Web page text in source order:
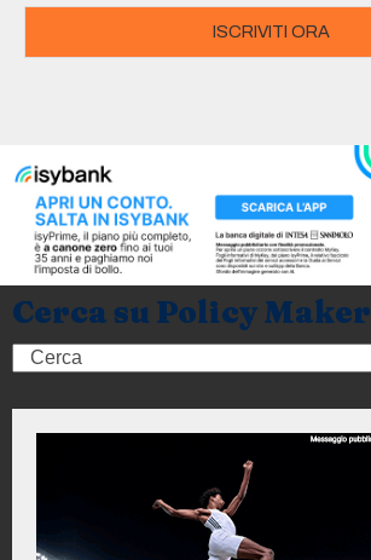
ISCRIVITI ORA
Cerca su Policy Maker
Search